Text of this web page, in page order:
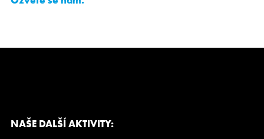
NAŠE DALŠÍ AKTIVITY: